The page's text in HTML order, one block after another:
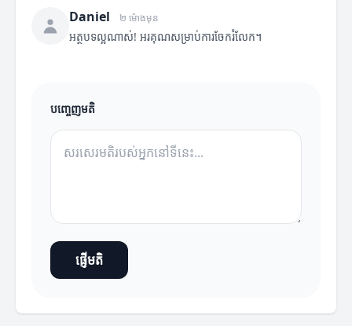
Daniel ២ ម៉ោងមុន
អត្ថបទល្អណាស់! អរគុណសម្រាប់ការចែករំលែក។
បញ្ចេញមតិ
ផ្ញើមតិ